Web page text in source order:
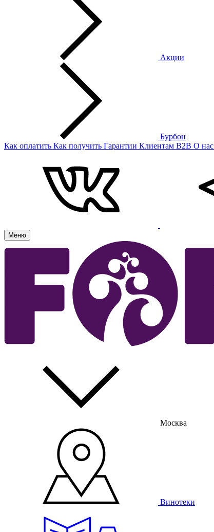
Акции
Бурбон
Как оплатить Как получить Гарантии Клиентам B2B О нас
Меню
Москва
Винотеки